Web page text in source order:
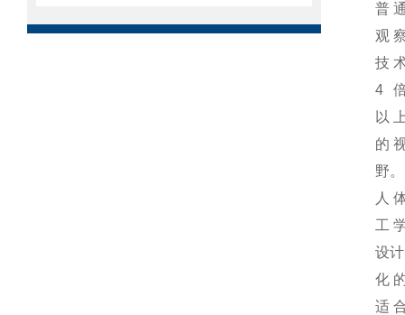
普
观
技
4
以
的
野。
人
工
设计
化
适